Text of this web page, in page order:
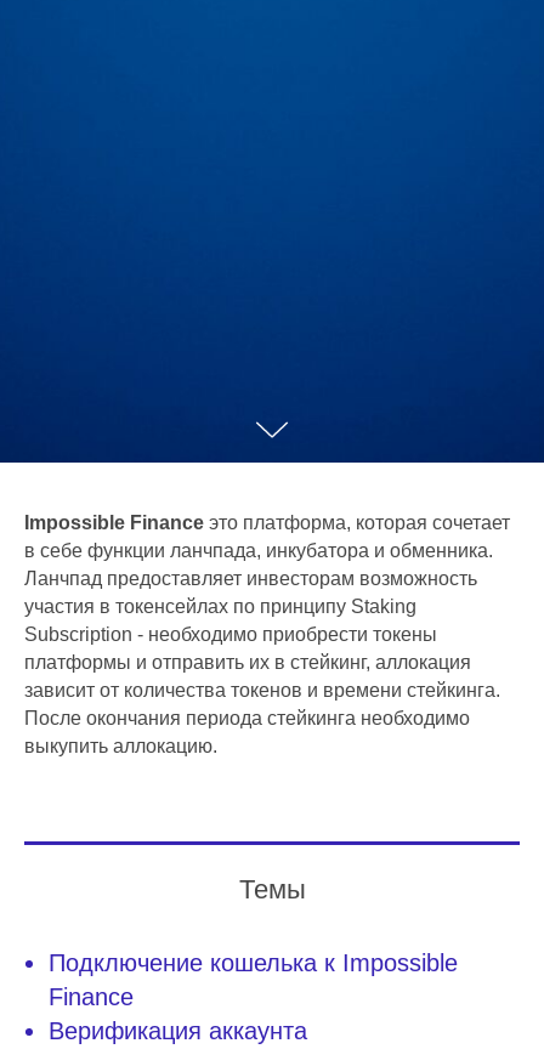
Impossible Finance это платформа, которая сочетает
в себе функции ланчпада, инкубатора и обменника.
Ланчпад предоставляет инвесторам возможность
участия в токенсейлах по принципу Staking
Subscription - необходимо приобрести токены
платформы и отправить их в стейкинг, аллокация
зависит от количества токенов и времени стейкинга.
После окончания периода стейкинга необходимо
выкупить аллокацию.
Темы
Подключение кошелька к Impossible
Finance
Верификация аккаунта